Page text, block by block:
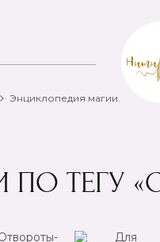
Энциклопедия магии.
ПО ТЕГУ